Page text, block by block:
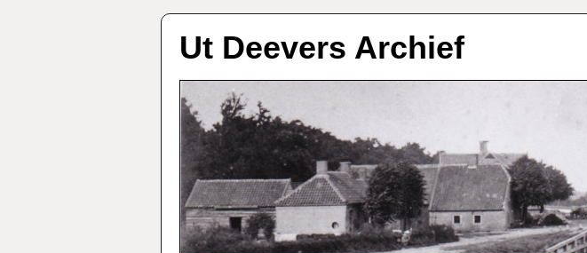
Ut Deevers Archief